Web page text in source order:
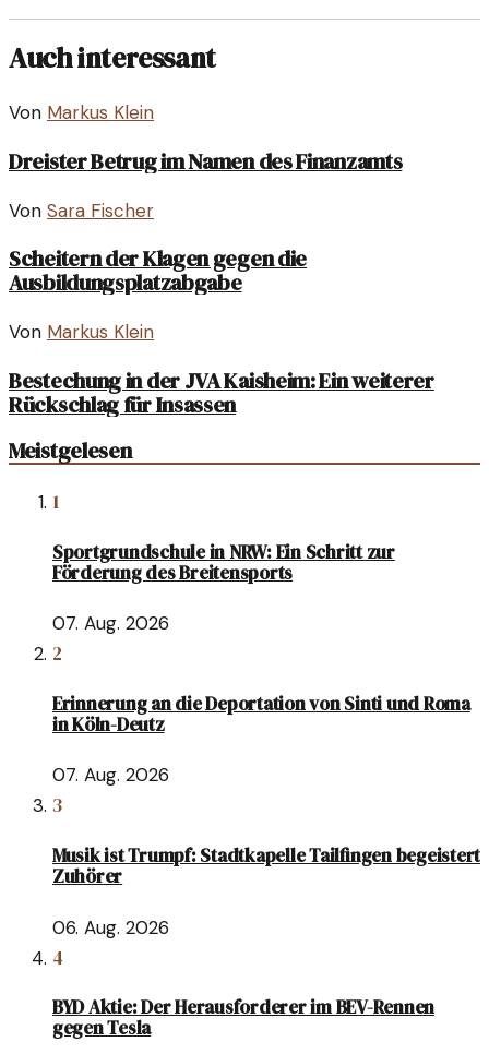
Auch interessant
Von Markus Klein
Dreister Betrug im Namen des Finanzamts
Von Sara Fischer
Scheitern der Klagen gegen die
Ausbildungsplatzabgabe
Von Markus Klein
Bestechung in der JVA Kaisheim: Ein weiterer
Rückschlag für Insassen
Meistgelesen
1
Sportgrundschule in NRW: Ein Schritt zur
Förderung des Breitensports
07. Aug. 2026
2
Erinnerung an die Deportation von Sinti und Roma
in Köln-Deutz
07. Aug. 2026
3
Musik ist Trumpf: Stadtkapelle Tailfingen begeistert
Zuhörer
06. Aug. 2026
4
BYD Aktie: Der Herausforderer im BEV-Rennen
gegen Tesla